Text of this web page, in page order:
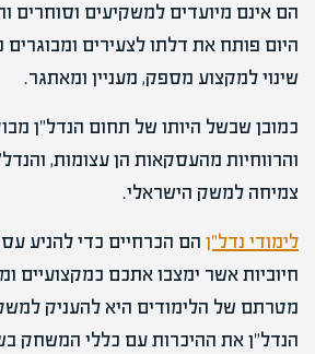
הם אינם מיועדים למשקיעים וסוחרים
היום פותח את דלתו לצעירים
שינוי למקצוע מספק, מעניין ומאתגר.
כמובן שבשל היותו של תחום הנדל"ן
והרווחיות מהעסקאות הן עצומות,
צמיחה למשק הישראלי.
לימודי נדל"ן הם הכרחיים כדי להניע
חיוביות אשר ימצבו אתכם כמקצועיים
מטרתם של הלימודים היא להעניק
הנדל"ן את ההיכרות עם כללי המשחק